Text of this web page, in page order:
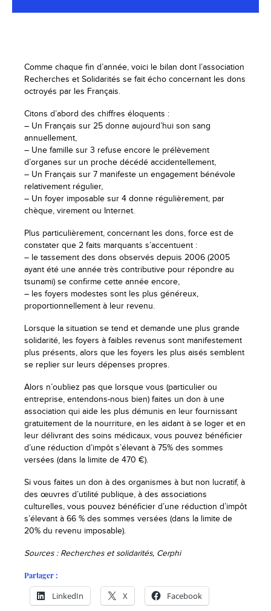
Comme chaque fin d’année, voici le bilan dont l’association
Recherches et Solidarités se fait écho concernant les dons
octroyés par les Français.
Citons d’abord des chiffres éloquents :
– Un Français sur 25 donne aujourd’hui son sang
annuellement,
– Une famille sur 3 refuse encore le prélèvement
d’organes sur un proche décédé accidentellement,
– Un Français sur 7 manifeste un engagement bénévole
relativement régulier,
– Un foyer imposable sur 4 donne régulièrement, par
chèque, virement ou Internet.
Plus particulièrement, concernant les dons, force est de
constater que 2 faits marquants s’accentuent :
– le tassement des dons observés depuis 2006 (2005
ayant été une année très contributive pour répondre au
tsunami) se confirme cette année encore,
– les foyers modestes sont les plus généreux,
proportionnellement à leur revenu.
Lorsque la situation se tend et demande une plus grande
solidarité, les foyers à faibles revenus sont manifestement
plus présents, alors que les foyers les plus aisés semblent
se replier sur leurs dépenses propres.
Alors n’oubliez pas que lorsque vous (particulier ou
entreprise, entendons-nous bien) faites un don à une
association qui aide les plus démunis en leur fournissant
gratuitement de la nourriture, en les aidant à se loger et en
leur délivrant des soins médicaux, vous pouvez bénéficier
d’une réduction d’impôt s’élevant à 75% des sommes
versées (dans la limite de 470 €).
Si vous faites un don à des organismes à but non lucratif, à
des œuvres d’utilité publique, à des associations
culturelles, vous pouvez bénéficier d’une réduction d’impôt
s’élevant à 66 % des sommes versées (dans la limite de
20% du revenu imposable).
Sources : Recherches et solidarités, Cerphi
Partager :
LinkedIn X Facebook